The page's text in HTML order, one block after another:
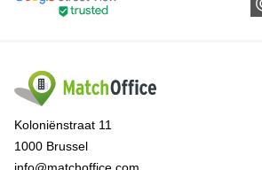
Koloniënstraat 11
1000 Brussel